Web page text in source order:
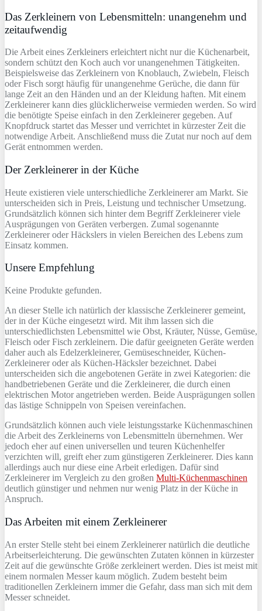
Das Zerkleinern von Lebensmitteln: unangenehm und
zeitaufwendig
Die Arbeit eines Zerkleiners erleichtert nicht nur die Küchenarbeit,
sondern schützt den Koch auch vor unangenehmen Tätigkeiten.
Beispielsweise das Zerkleinern von Knoblauch, Zwiebeln, Fleisch
oder Fisch sorgt häufig für unangenehme Gerüche, die dann für
lange Zeit an den Händen und an der Kleidung haften. Mit einem
Zerkleinerer kann dies glücklicherweise vermieden werden. So wird
die benötigte Speise einfach in den Zerkleinerer gegeben. Auf
Knopfdruck startet das Messer und verrichtet in kürzester Zeit die
notwendige Arbeit. Anschließend muss die Zutat nur noch auf dem
Gerät entnommen werden.
Der Zerkleinerer in der Küche
Heute existieren viele unterschiedliche Zerkleinerer am Markt. Sie
unterscheiden sich in Preis, Leistung und technischer Umsetzung.
Grundsätzlich können sich hinter dem Begriff Zerkleinerer viele
Ausprägungen von Geräten verbergen. Zumal sogenannte
Zerkleinerer oder Häckslers in vielen Bereichen des Lebens zum
Einsatz kommen.
Unsere Empfehlung
Keine Produkte gefunden.
An dieser Stelle ich natürlich der klassische Zerkleinerer gemeint,
der in der Küche eingesetzt wird. Mit ihm lassen sich die
unterschiedlichsten Lebensmittel wie Obst, Kräuter, Nüsse, Gemüse,
Fleisch oder Fisch zerkleinern. Die dafür geeigneten Geräte werden
daher auch als Edelzerkleinerer, Gemüseschneider, Küchen-
Zerkleinerer oder als Küchen-Häcksler bezeichnet. Dabei
unterscheiden sich die angebotenen Geräte in zwei Kategorien: die
handbetriebenen Geräte und die Zerkleinerer, die durch einen
elektrischen Motor angetrieben werden. Beide Ausprägungen sollen
das lästige Schnippeln von Speisen vereinfachen.
Grundsätzlich können auch viele leistungsstarke Küchenmaschinen
die Arbeit des Zerkleinerns von Lebensmitteln übernehmen. Wer
jedoch eher auf einen universellen und teuren Küchenhelfer
verzichten will, greift eher zum günstigeren Zerkleinerer. Dies kann
allerdings auch nur diese eine Arbeit erledigen. Dafür sind
Zerkleinerer im Vergleich zu den großen Multi-Küchenmaschinen
deutlich günstiger und nehmen nur wenig Platz in der Küche in
Anspruch.
Das Arbeiten mit einem Zerkleinerer
An erster Stelle steht bei einem Zerkleinerer natürlich die deutliche
Arbeitserleichterung. Die gewünschten Zutaten können in kürzester
Zeit auf die gewünschte Größe zerkleinert werden. Dies ist meist mit
einem normalen Messer kaum möglich. Zudem besteht beim
traditionellen Zerkleinern immer die Gefahr, dass man sich mit dem
Messer schneidet.